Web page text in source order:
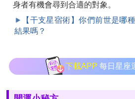
身者有機會尋到合適的對象。
【干支星宿術】你們前世是哪
結果嗎？
下載APP 每日星座